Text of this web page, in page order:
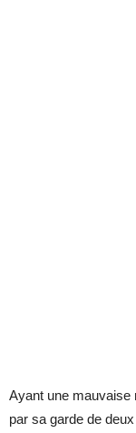
Ayant une mauvaise
par sa garde de